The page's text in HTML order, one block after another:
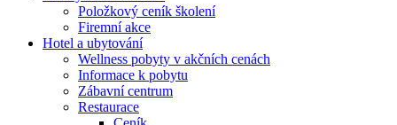
Položkový ceník školení
Firemní akce
Hotel a ubytování
Wellness pobyty v akčních cenách
Informace k pobytu
Zábavní centrum
Restaurace